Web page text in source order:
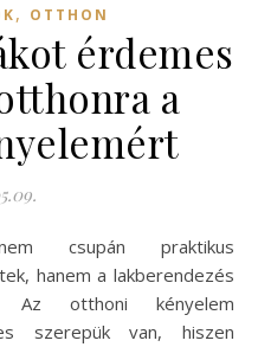
, OTTHON
érdemes
a
hanem a lakberendezés
Az otthoni kényelem
szerepük van, hiszen